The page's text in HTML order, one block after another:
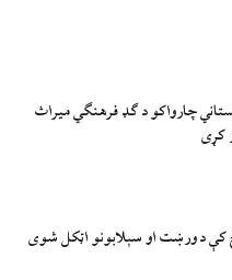
چارواکو د ګډ فرهنګي میراث
کړی
کې د ورښت او سېلابونو اټکل شوی